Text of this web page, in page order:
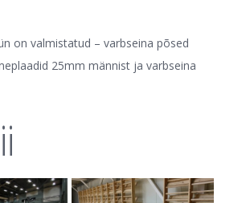
on valmistatud – varbseina põsed
25mm männist ja varbseina